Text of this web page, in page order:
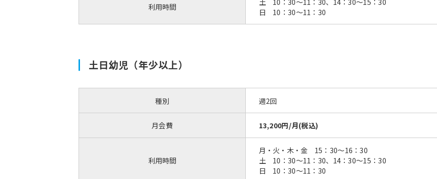
利用時間
日 10：30～11：30
土日幼児（年少以上）
種別 週2回
月会費 13,200円/月(税込)
利用時間
月・火・木・金 15：30～16：30
土 10：30～11：30、14：30～15：30
日 10：30～11：30